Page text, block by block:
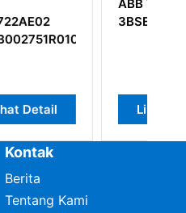
ABB YXE152A
YT204001-AF
Lihat Detail
Kontak
Berita
Tentang Kami